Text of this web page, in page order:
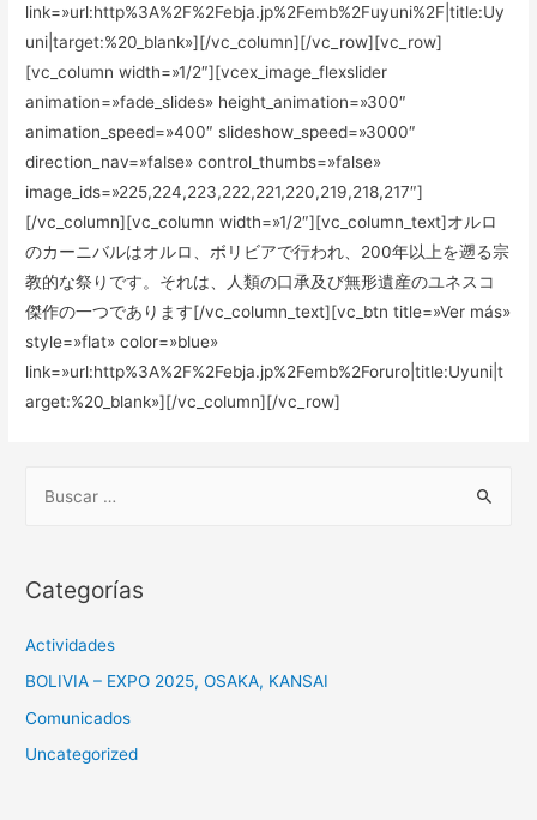
link=»url:http%3A%2F%2Febja.jp%2Femb%2Fuyuni%2F|title:Uy
uni|target:%20_blank»][/vc_column][/vc_row][vc_row]
[vc_column width=»1/2″][vcex_image_flexslider
animation=»fade_slides» height_animation=»300″
animation_speed=»400″ slideshow_speed=»3000″
direction_nav=»false» control_thumbs=»false»
image_ids=»225,224,223,222,221,220,219,218,217″]
[/vc_column][vc_column width=»1/2″][vc_column_text]オルロ
のカーニバルはオルロ、ボリビアで行われ、200年以上を遡る宗
教的な祭りです。それは、人類の口承及び無形遺産のユネスコ
傑作の一つであります[/vc_column_text][vc_btn title=»Ver más»
style=»flat» color=»blue»
link=»url:http%3A%2F%2Febja.jp%2Femb%2Foruro|title:Uyuni|t
arget:%20_blank»][/vc_column][/vc_row]
c
r
:
Categorías
Actividades
BOLIVIA – EXPO 2025, OSAKA, KANSAI
Comunicados
Uncategorized